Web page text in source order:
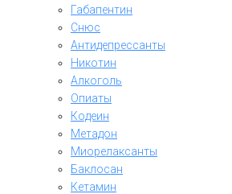
Габапентин
Снюс
Антидепрессанты
Никотин
Алкоголь
Опиаты
Кодеин
Метадон
Миорелаксанты
Баклосан
Кетамин